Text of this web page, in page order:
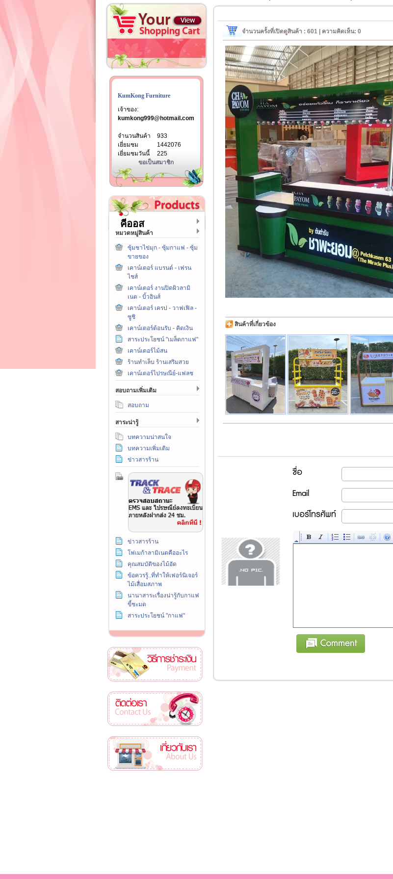
KumKong Furniture
เจ้าของ:
kumkong999@hotmail.com
จำนวนสินค้า
933
เยี่ยมชม
1442076
เยี่ยมชมวันนี้
225
ขอเป็นสมาชิก
คีออส
หมวดหมู่สินค้า
ซุ้มชาไข่มุก - ซุ้มกาแฟ - ซุ้ม
ขายของ
เคาน์เตอร์ แบรนด์ - เฟรน
ไชส์
เคาน์เตอร์ งานปิดผิวลามิ
เนต - บิ้วอินส์
เคาน์เตอร์ เครป - วาฟเฟิล -
ซูชิ
เคาน์เตอร์ต้อนรับ - คิดเงิน
สาระประโยชน์ "เมล็ดกาแฟ"
เคาน์เตอร์ไม้สน
ร้านทำเล็บ ร้านเสริมสวย
เคาน์เตอร์ไปรษณีย์-แฟลช
สอบถามเพิ่มเติม
สอบถาม
สาระน่ารู้
บทความน่าสนใจ
บทความเพิ่มเติม
ข่าวสารร้าน
ข่าวสารร้าน
โฟเมก้าลามิเนตคืออะไร
คุณสมบัติของไม้อัด
ข้อควรรู้..ที่ทำให้เฟอร์นิเจอร์
ไม้เสื่อมสภาพ
นานาสาระเรื่องน่ารู้กับกาแฟ
ขี้ชะมด
สาระประโยชน์ "กาแฟ"
จำนวนครั้งที่เปิดดูสินค้า : 601 | ความคิดเห็น: 0
สินค้าที่เกี่ยวข้อง
ชื่อ
Email
เบอร์โทรศัพท์